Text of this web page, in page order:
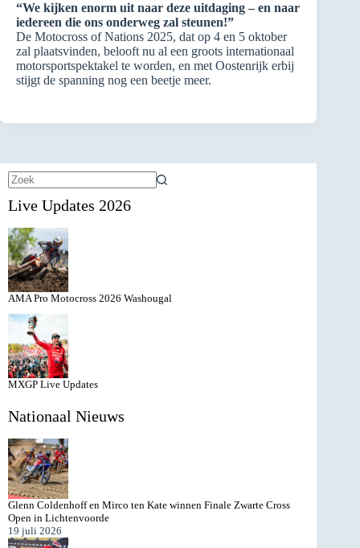
“We kijken enorm uit naar deze uitdaging – en naar
iedereen die ons onderweg zal steunen!”
De Motocross of Nations 2025, dat op 4 en 5 oktober
zal plaatsvinden, belooft nu al een groots internationaal
motorsportspektakel te worden, en met Oostenrijk erbij
stijgt de spanning nog een beetje meer.
resultaten
Live Updates 2026
AMA Pro Motocross 2026 Washougal
MXGP Live Updates
Nationaal Nieuws
Glenn Coldenhoff en Mirco ten Kate winnen Finale Zwarte Cross
Open in Lichtenvoorde
19 juli 2026